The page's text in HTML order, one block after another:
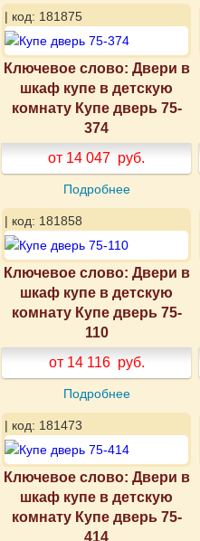
| код: 181875
Ключевое слово: Двери в
шкаф купе в детскую
комнату Купе дверь 75-
374
от 14 047 руб.
Подробнее
| код: 181858
Ключевое слово: Двери в
шкаф купе в детскую
комнату Купе дверь 75-
110
от 14 116 руб.
Подробнее
| код: 181473
Ключевое слово: Двери в
шкаф купе в детскую
комнату Купе дверь 75-
414